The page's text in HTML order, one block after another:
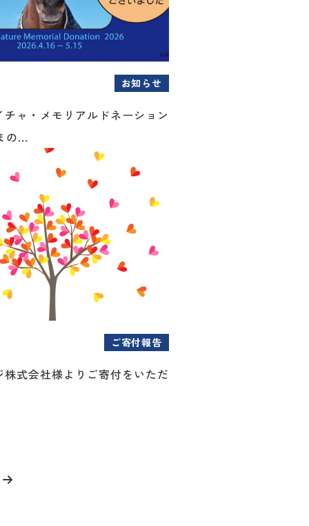
お知らせ
ャ・メモリアルドネーション
の...
ご寄付報告
株式会社様よりご寄付をいただ